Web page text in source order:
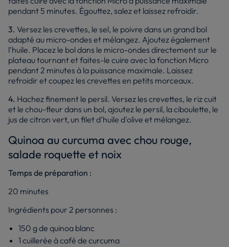
pendant 5 minutes. Égouttez, salez et laissez refroidir.
3. Versez les crevettes, le sel, le poivre dans un grand bol
adapté au micro-ondes et mélangez. Ajoutez également
l’huile. Placez le bol dans le micro-ondes directement sur le
plateau tournant et faites-le cuire avec la fonction Micro
pendant 2 minutes à la puissance maximale. Laissez
refroidir et coupez les crevettes en petits morceaux.
4. Hachez finement le persil. Versez les crevettes, le riz cuit
et le chou-fleur dans un bol, ajoutez le persil, la ciboulette, le
jus de citron vert, un filet d’huile d'olive et mélangez.
Quinoa au curcuma avec chou rouge,
salade roquette et noix
Temps de préparation :
20 minutes
Ingrédients pour 2 personnes :
150 g de quinoa blanc
1 cuillerée à café de curcuma